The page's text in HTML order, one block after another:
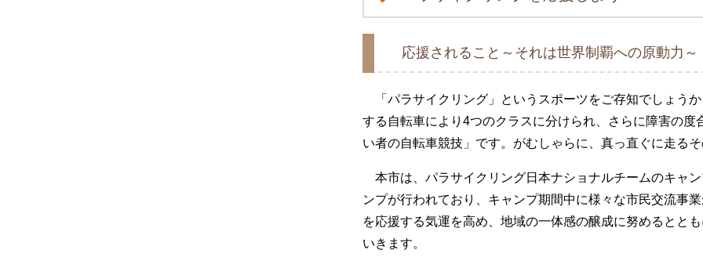
応援されること～それは世界制覇への原動力～
「パラサイクリング」というスポーツをご存知でしょう
する自転車により4つのクラスに分けられ、さらに障害の
い者の自転車競技」です。がむしゃらに、真っ直ぐに走る
本市は、パラサイクリング日本ナショナルチームのキャ
ンプが行われており、キャンプ期間中に様々な市民交流事
を応援する気運を高め、地域の一体感の醸成に努めるとと
いきます。